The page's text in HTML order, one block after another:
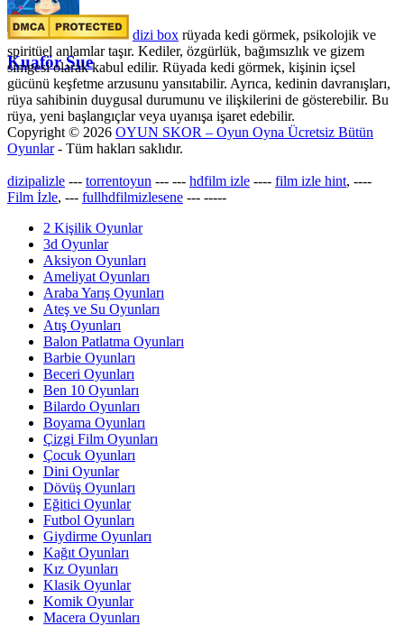
Kuaför Sue
dizi box rüyada kedi görmek​, psikolojik ve
spiritüel anlamlar taşır. Kediler, özgürlük, bağımsızlık ve gizem
simgesi olarak kabul edilir. Rüyada kedi görmek, kişinin içsel
gücünü keşfetme arzusunu yansıtabilir. Ayrıca, kedinin davranışları,
rüya sahibinin duygusal durumunu ve ilişkilerini de gösterebilir. Bu
rüya, yeni başlangıçlar veya uyanışa işaret edebilir.
Copyright © 2026 OYUN SKOR – Oyun Oyna Ücretsiz Bütün
Oyunlar- Tüm hakları saklıdır.
dizipalizle --- torrentoyun --- --- hdfilm izle ---- film izle hint, ----
Film İzle, --- fullhdfilmizlesene --- -----
2 Kişilik Oyunlar
3d Oyunlar
Aksiyon Oyunları
Ameliyat Oyunları
Araba Yarış Oyunları
Ateş ve Su Oyunları
Atış Oyunları
Balon Patlatma Oyunları
Barbie Oyunları
Beceri Oyunları
Ben 10 Oyunları
Bilardo Oyunları
Boyama Oyunları
Çizgi Film Oyunları
Çocuk Oyunları
Dini Oyunlar
Dövüş Oyunları
Eğitici Oyunlar
Futbol Oyunları
Giydirme Oyunları
Kağıt Oyunları
Kız Oyunları
Klasik Oyunlar
Komik Oyunlar
Macera Oyunları